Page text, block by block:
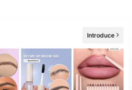
Introduce